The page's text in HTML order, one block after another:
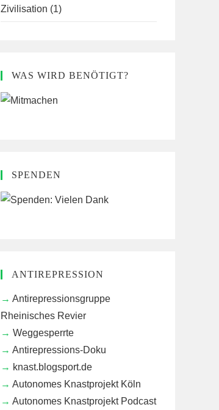
Zivilisation (1)
WAS WIRD BENÖTIGT?
SPENDEN
ANTIREPRESSION
Antirepressionsgruppe
Rheinisches Revier
Weggesperrte
Antirepressions-Doku
knast.blogsport.de
Autonomes Knastprojekt Köln
Autonomes Knastprojekt Podcast